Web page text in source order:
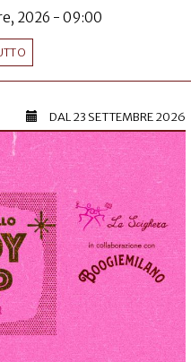
2026 - 09:00
DAL23 SETTEMBRE 2026